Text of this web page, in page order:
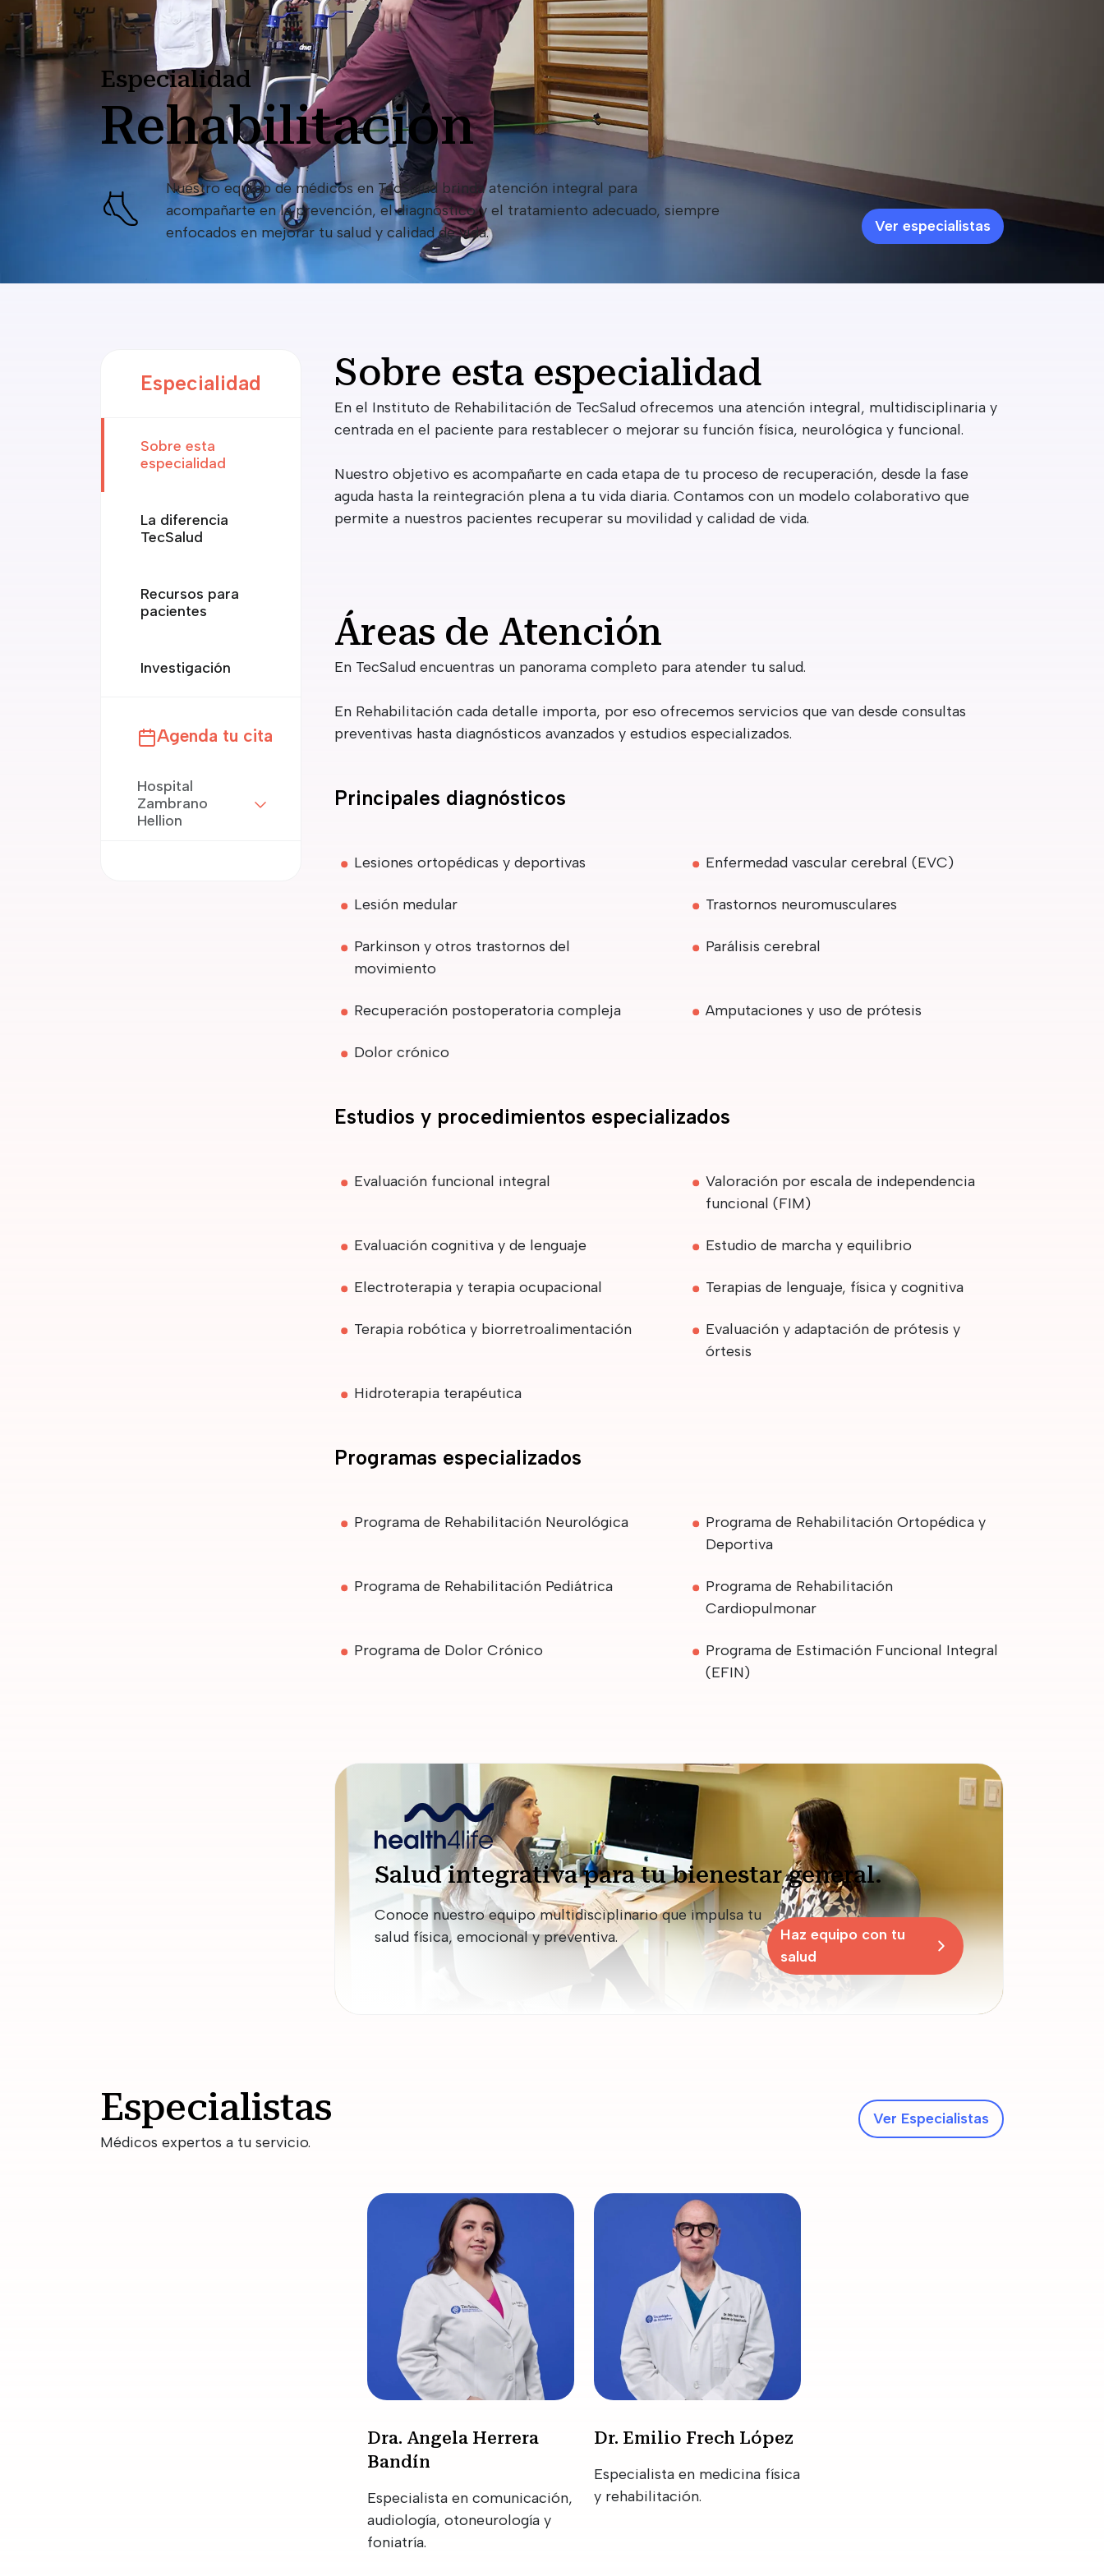
Especialidad
Rehabilitación
Nuestro equipo de médicos en TecSalud brinda atención integral para
acompañarte en la prevención, el diagnóstico y el tratamiento adecuado, siempre
enfocados en mejorar tu salud y calidad de vida.
Ver especialistas
Especialidad
Sobre esta
especialidad
La diferencia
TecSalud
Recursos para
pacientes
Investigación
Agenda tu cita
Hospital
Zambrano
Hellion
Sobre esta especialidad
En el Instituto de Rehabilitación de TecSalud ofrecemos una atención integral, multidisciplinaria y
centrada en el paciente para restablecer o mejorar su función física, neurológica y funcional.
Nuestro objetivo es acompañarte en cada etapa de tu proceso de recuperación, desde la fase
aguda hasta la reintegración plena a tu vida diaria. Contamos con un modelo colaborativo que
permite a nuestros pacientes recuperar su movilidad y calidad de vida.
Áreas de Atención
En TecSalud encuentras un panorama completo para atender tu salud.
En Rehabilitación cada detalle importa, por eso ofrecemos servicios que van desde consultas
preventivas hasta diagnósticos avanzados y estudios especializados.
Principales diagnósticos
Lesiones ortopédicas y deportivas Enfermedad vascular cerebral (EVC)
Lesión medular Trastornos neuromusculares
Parkinson y otros trastornos del
movimiento
Parálisis cerebral
Recuperación postoperatoria compleja Amputaciones y uso de prótesis
Dolor crónico
Estudios y procedimientos especializados
Evaluación funcional integral
Valoración por escala de independencia
funcional (FIM)
Evaluación cognitiva y de lenguaje Estudio de marcha y equilibrio
Electroterapia y terapia ocupacional Terapias de lenguaje, física y cognitiva
Terapia robótica y biorretroalimentación
Evaluación y adaptación de prótesis y
órtesis
Hidroterapia terapéutica
Programas especializados
Programa de Rehabilitación Neurológica
Programa de Rehabilitación Ortopédica y
Deportiva
Programa de Rehabilitación Pediátrica
Programa de Rehabilitación
Cardiopulmonar
Programa de Dolor Crónico
Programa de Estimación Funcional Integral
(EFIN)
Salud integrativa para tu bienestar general.
Conoce nuestro equipo multidisciplinario que impulsa tu
salud física, emocional y preventiva.
Haz equipo con tu
salud
Especialistas
Médicos expertos a tu servicio.
Ver Especialistas
Dra. Angela Herrera
Bandín
Especialista en comunicación,
audiología, otoneurología y
foniatría.
Dr. Emilio Frech López
Especialista en medicina física
y rehabilitación.